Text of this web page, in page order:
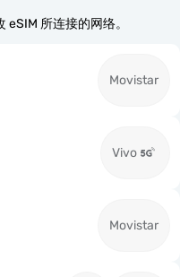
所连接的网络。
Movistar
Vivo
Movistar